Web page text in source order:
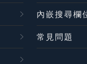
內嵌搜尋欄
常見問題